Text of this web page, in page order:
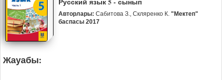
Авторлары: Сабитова З., Скляренко К. "Мектеп"
баспасы 2017
Жауабы: